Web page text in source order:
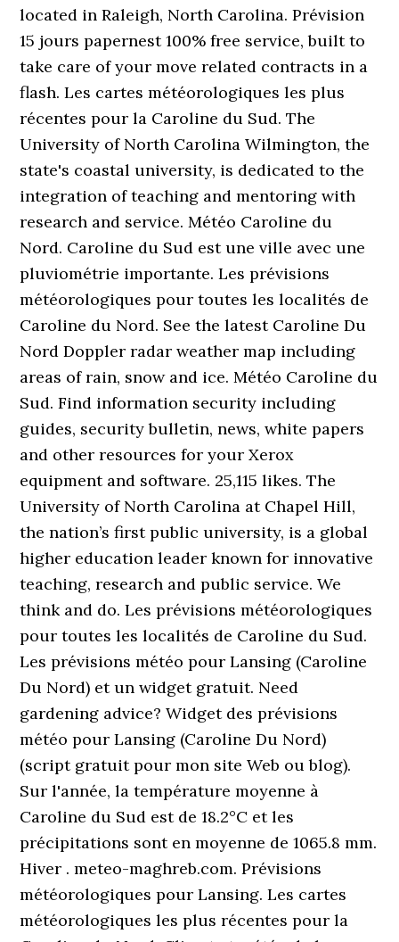
located in Raleigh, North Carolina. Prévision
15 jours papernest 100% free service, built to
take care of your move related contracts in a
flash. Les cartes météorologiques les plus
récentes pour la Caroline du Sud. The
University of North Carolina Wilmington, the
state's coastal university, is dedicated to the
integration of teaching and mentoring with
research and service. Météo Caroline du
Nord. Caroline du Sud est une ville avec une
pluviométrie importante. Les prévisions
météorologiques pour toutes les localités de
Caroline du Nord. See the latest Caroline Du
Nord Doppler radar weather map including
areas of rain, snow and ice. Météo Caroline du
Sud. Find information security including
guides, security bulletin, news, white papers
and other resources for your Xerox
equipment and software. 25,115 likes. The
University of North Carolina at Chapel Hill,
the nation’s first public university, is a global
higher education leader known for innovative
teaching, research and public service. We
think and do. Les prévisions météorologiques
pour toutes les localités de Caroline du Sud.
Les prévisions météo pour Lansing (Caroline
Du Nord) et un widget gratuit. Need
gardening advice? Widget des prévisions
météo pour Lansing (Caroline Du Nord)
(script gratuit pour mon site Web ou blog).
Sur l'année, la température moyenne à
Caroline du Sud est de 18.2°C et les
précipitations sont en moyenne de 1065.8 mm.
Hiver . meteo-maghreb.com. Prévisions
météorologiques pour Lansing. Les cartes
météorologiques les plus récentes pour la